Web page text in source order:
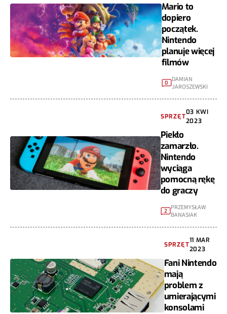
Mario to
dopiero
początek.
Nintendo
planuje więcej
filmów
0 DAMIAN
JAROSZEWSKI
SPRZĘT
03 KWI
2023
Piekło
zamarzło.
Nintendo
wyciąga
pomocną rękę
do graczy
2 PRZEMYSŁAW
BANASIAK
SPRZĘT
11 MAR
2023
Fani Nintendo
mają
problem z
umierającymi
konsolami